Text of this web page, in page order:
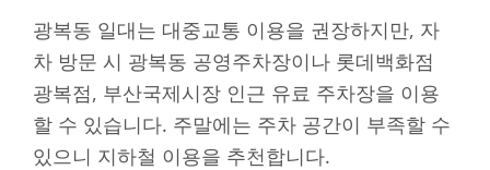
광복동 일대는 대중교통 이용을 권장하지만, 자
차 방문 시 광복동 공영주차장이나 롯데백화점
광복점, 부산국제시장 인근 유료 주차장을 이용
할 수 있습니다. 주말에는 주차 공간이 부족할 수
있으니 지하철 이용을 추천합니다.